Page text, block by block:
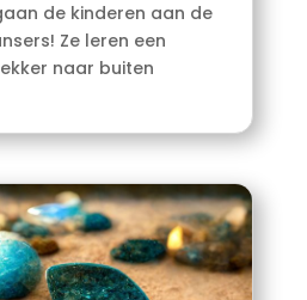
de kinderen aan de
Ze leren een
naar buiten